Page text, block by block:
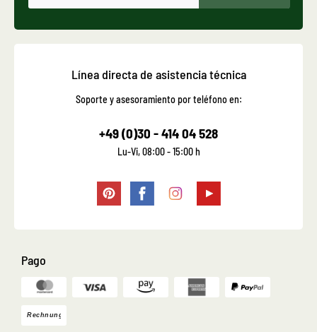
Línea directa de asistencia técnica
Soporte y asesoramiento por teléfono en:
+49 (0)30 - 414 04 528
Lu-Vi, 08:00 - 15:00 h
Pago